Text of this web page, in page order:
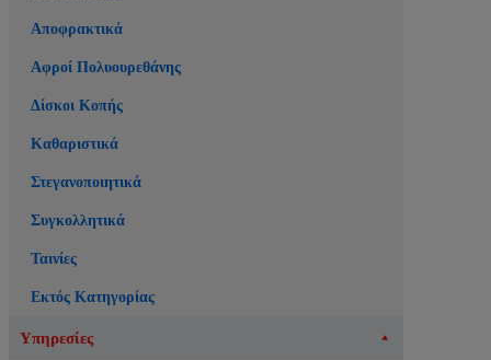
Αποφρακτικά
Αφροί Πολυουρεθάνης
Δίσκοι Κοπής
Καθαριστικά
Στεγανοποιητικά
Συγκολλητικά
Ταινίες
Εκτός Κατηγορίας
Υπηρεσίες